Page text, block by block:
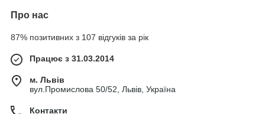
розпилювачами, що забезпечують комфортну роботу
обладнання допомагає підтримувати чистоту робочої зони та
прискорює процес обробки посуду.
⚙ ОСНОВНІ ВАРІАНТИ
У категорії представлені:
миючі душі для професійної кухні;
Про нас
87% позитивних з 107 відгуків за рік
Працює з 31.03.2014
м. Львів
вул.Промислова 50/52, Львів, Україна
Контакти